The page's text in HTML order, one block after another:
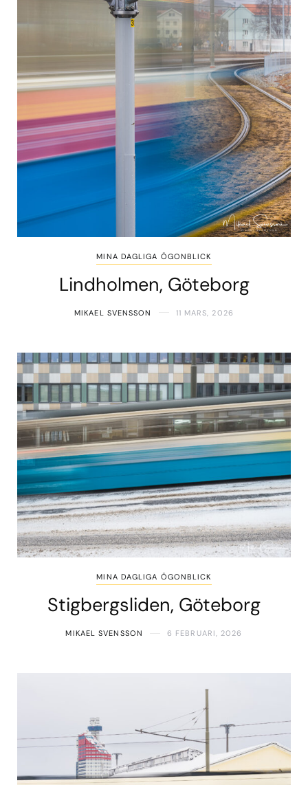
MINA DAGLIGA ÖGONBLICK
Lindholmen, Göteborg
MIKAEL SVENSSON 11 MARS, 2026
MINA DAGLIGA ÖGONBLICK
Stigbergsliden, Göteborg
MIKAEL SVENSSON 6 FEBRUARI, 2026